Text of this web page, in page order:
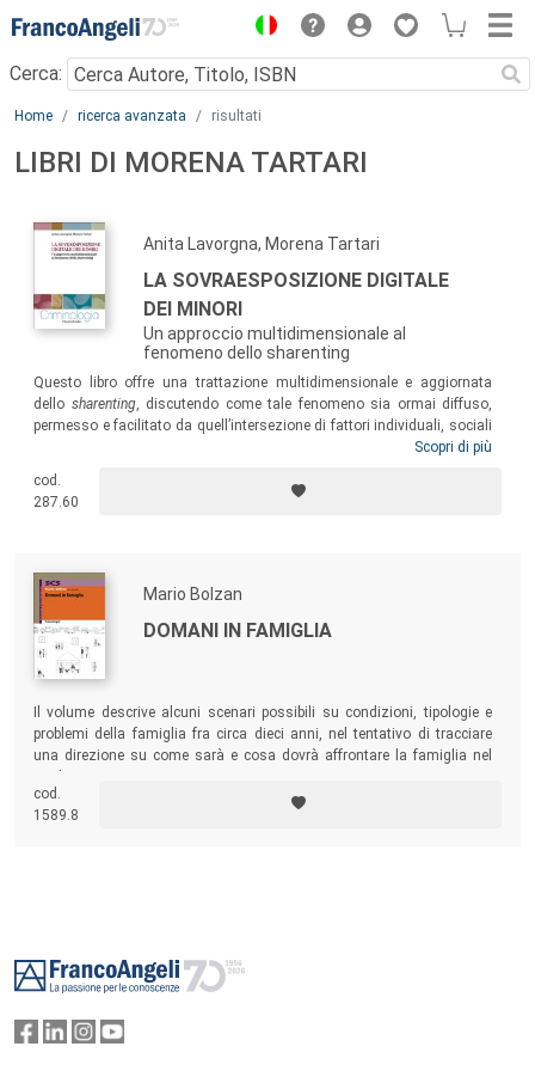
Menu
Cerca:
Main content
Home ricerca avanzata risultati
LIBRI DI MORENA TARTARI
Anita Lavorgna, Morena Tartari
LA SOVRAESPOSIZIONE DIGITALE
DEI MINORI
Un approccio multidimensionale al
fenomeno dello sharenting
Questo libro offre una trattazione multidimensionale e aggiornata
dello sharenting, discutendo come tale fenomeno sia ormai diffuso,
permesso e facilitato da quell’intersezione di fattori individuali, sociali
e tecnici che sempre di più caratterizza molte pratiche di interesse
tema in un’ottica transdisciplinare che una selezione di risultati
empirici legati al progetto di ricerca
Scopri di più
cod.
287.60
Mario Bolzan
DOMANI IN FAMIGLIA
Il volume descrive alcuni scenari possibili su condizioni, tipologie e
problemi della famiglia fra circa dieci anni, nel tentativo di tracciare
una direzione su come sarà e cosa dovrà affrontare la famiglia nel
cod.
1589.8